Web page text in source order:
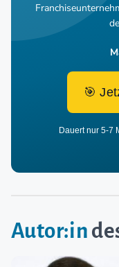
🎯
Dauert nur 5-7
Autor:in